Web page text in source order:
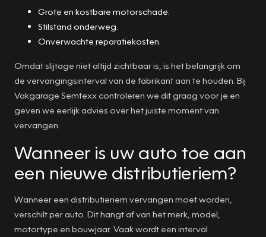
Grote en kostbare motorschade.
Stilstand onderweg.
Onverwachte reparatiekosten.
Omdat slijtage niet altijd zichtbaar is, is het belangrijk om
de vervangingsinterval van de fabrikant aan te houden. Bij
Vakgarage Semtexx controleren we dit graag voor je en
geven we eerlijk advies over het juiste moment van
vervangen.
Wanneer is uw auto toe aan
een nieuwe distributieriem?
Wanneer een distributieriem vervangen moet worden,
verschilt per auto. Dit hangt af van het merk, model,
motortype en bouwjaar. Vaak wordt een interval